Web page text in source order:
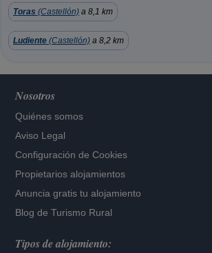
Toras (Castellón) a 8,1 km
Ludiente (Castellón) a 8,2 km
Nosotros
Quiénes somos
Aviso Legal
Configuración de Cookies
Propietarios alojamientos
Anuncia gratis tu alojamiento
Blog de Turismo Rural
Tipos de alojamiento: